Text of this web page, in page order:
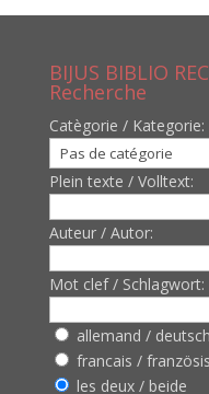
BIJUS BIBLIO
Recherche
Catègorie / Kategorie:
Plein texte / Volltext:
Auteur / Autor:
Mot clef / Schlagwort:
allemand / deutsch
francais /
les deux / beide